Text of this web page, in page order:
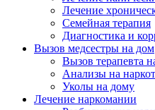
Лечение
Семейная терапия
Диагностика и
Вызов медсестры на дом
Вызов терапевта
Анализы на
Уколы на дому
Лечение наркомании